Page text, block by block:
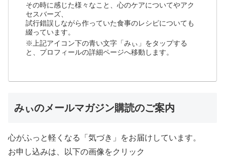
その時に感じた様々なこと、心のケアについてやアク
セスバーズ、
試行錯誤しながら作っていた食事のレシピについても
綴っています。
※上記アイコン下の青い文字「みぃ」をタップする
と、プロフィールの詳細ページへ移動します。
みぃのメールマガジン購読のご案内
心がふっと軽くなる「気づき」をお届けしています。
お申し込みは、以下の画像をクリック